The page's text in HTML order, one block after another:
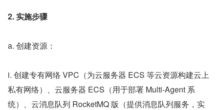
2. 实施步骤
a. 创建资源：
i. 创建专有网络 VPC（为云服务器 ECS 等云资源构建云上
私有网络）、云服务器 ECS（用于部署 Multi-Agent 系
统）、云消息队列 RocketMQ 版（提供消息队列服务，实